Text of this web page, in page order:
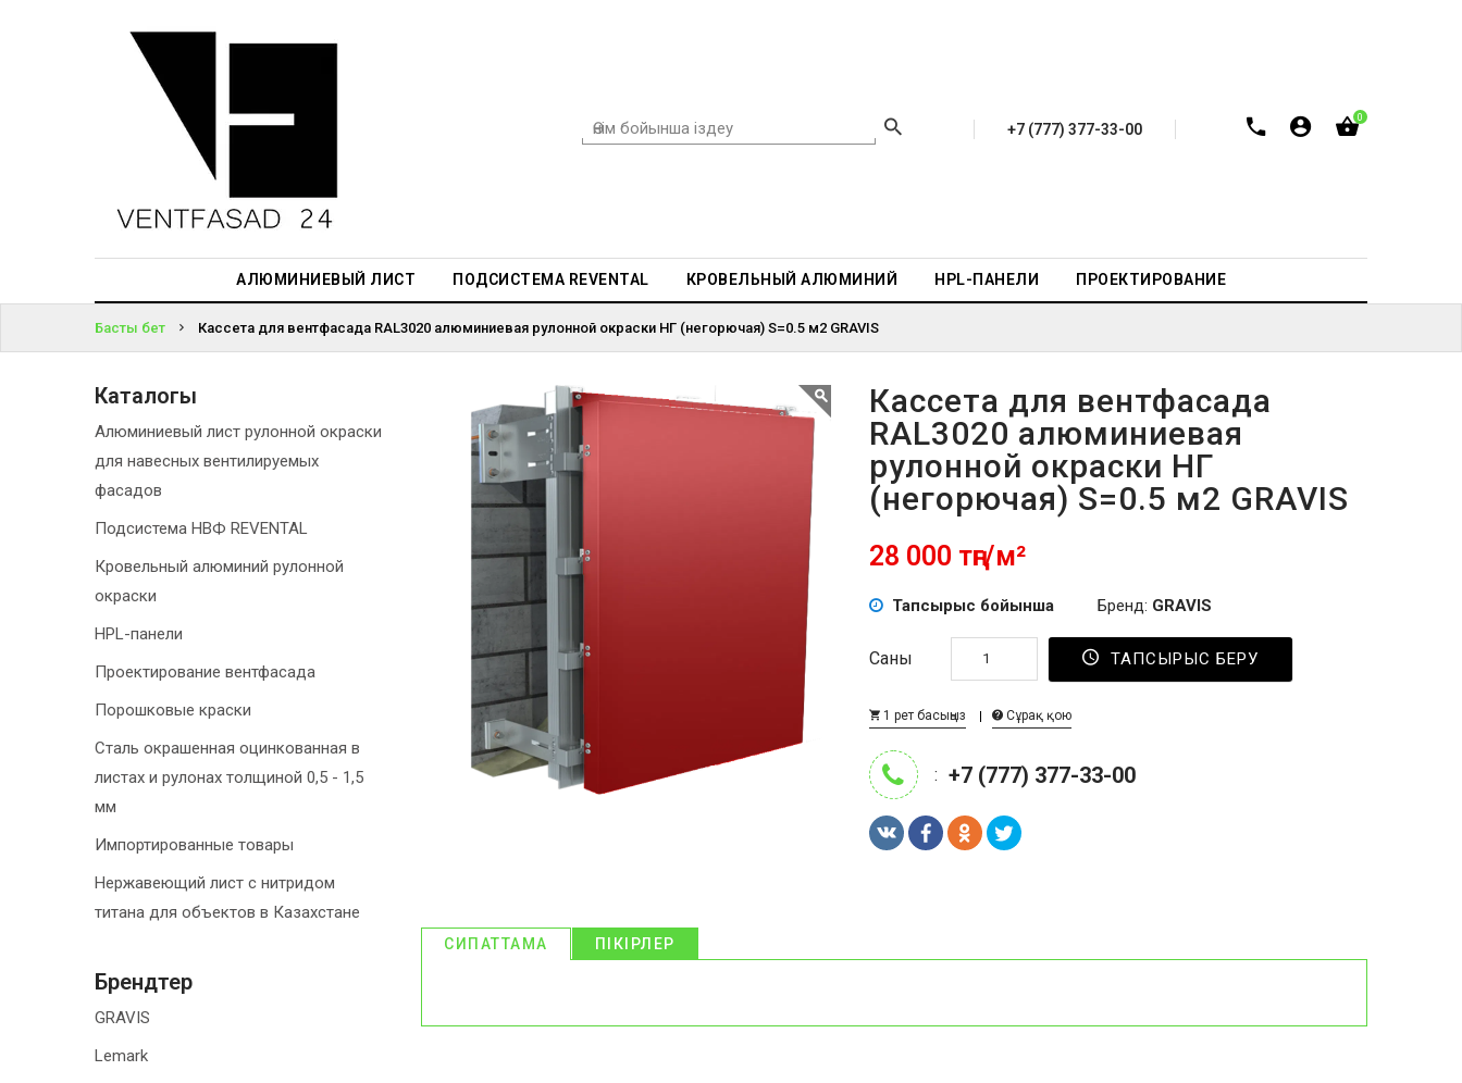
+7 (777) 377-33-00
0
АЛЮМИНИЕВЫЙ ЛИСТ ПОДСИСТЕМА REVENTAL КРОВЕЛЬНЫЙ АЛЮМИНИЙ HPL-ПАНЕЛИ ПРОЕКТИРОВАНИЕ
АЛЮМИНИЕВЫЙ
ПРОЕКТИРОВАНИЕ
КІРІҢІЗ
ПАРОЛЬДІ
БА?
Басты бет Кассета для вентфасада RAL3020 алюминиевая рулонной окраски НГ (негорючая) S=0.5 м2 GRAVIS
Кассета для вентфасада
RAL3020 алюминиевая
рулонной окраски НГ
(негорючая) S=0.5 м2 GRAVIS
28 000 тңг/м²
Тапсырыс бойынша Бренд: GRAVIS
Саны ТАПСЫРЫС БЕРУ
1 рет басыңыз Сұрақ қою
: +7 (777) 377-33-00
СИПАТТАМА ПІКІРЛЕР
Каталогы
Алюминиевый лист рулонной окраски
для навесных вентилируемых
фасадов
Подсистема НВФ REVENTAL
Кровельный алюминий рулонной
окраски
HPL-панели
Проектирование вентфасада
Порошковые краски
Сталь окрашенная оцинкованная в
листах и рулонах толщиной 0,5 - 1,5
мм
Импортированные товары
Нержавеющий лист с нитридом
титана для объектов в Казахстане
Брендтер
GRAVIS
Lemark